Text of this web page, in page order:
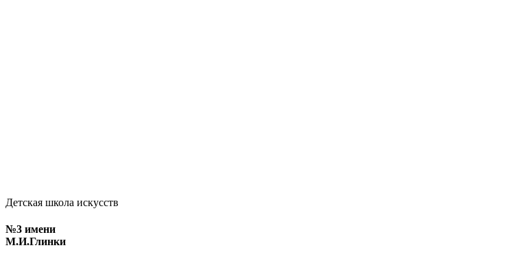
Детская школа искусств
№3 имени
М.И.Глинки